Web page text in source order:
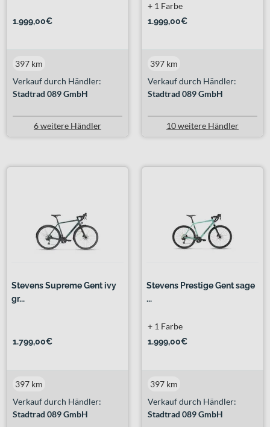
1.999,00€
Verkauf durch Händler:
Stadtrad 089 GmbH
397 km
6 weitere Händler
1.999,00€
+ 1 Farbe
Verkauf durch Händler:
Stadtrad 089 GmbH
397 km
10 weitere Händler
Stevens Supreme Gent ivy
gr...
1.799,00€
Verkauf durch Händler:
Stadtrad 089 GmbH
397 km
Stevens Prestige Gent sage
...
1.999,00€
+ 1 Farbe
Verkauf durch Händler:
Stadtrad 089 GmbH
397 km